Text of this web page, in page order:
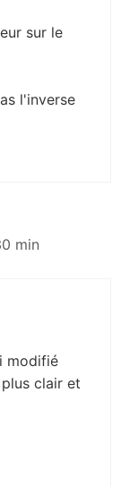
sur le
l'inverse
min
modifié
clair et